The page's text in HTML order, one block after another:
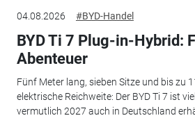
04.08.2026 #BYD-Handel
BYD Ti 7 Plug-in-Hybrid:
Abenteuer
Fünf Meter lang, sieben Sitze und bis zu
elektrische Reichweite: Der BYD Ti 7 ist
vermutlich 2027 auch in Deutschland